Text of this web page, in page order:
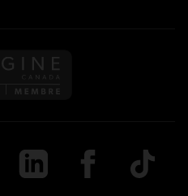
Instagram
nous sur Youtube
Suivez nous sur LinkedIn
Suivez nous sur
TikTok